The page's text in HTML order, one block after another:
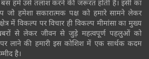
बस हमें उसे तलाश करने की जरूरत होती है। इसी का
जो हमेशा सकारात्मक पक्ष को हमारे सामने लेकर
में विकल्प पर विचार ही विकल्प मीमांसा का मुख्य
से लेकर जीवन से जुड़े महत्वपूर्ण पहलुओं को
लाने की हमारी इस कोशिश में एक सार्थक कदम
है।